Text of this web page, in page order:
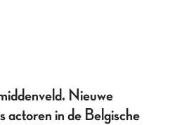
Nieuwe
actoren in de Belgische